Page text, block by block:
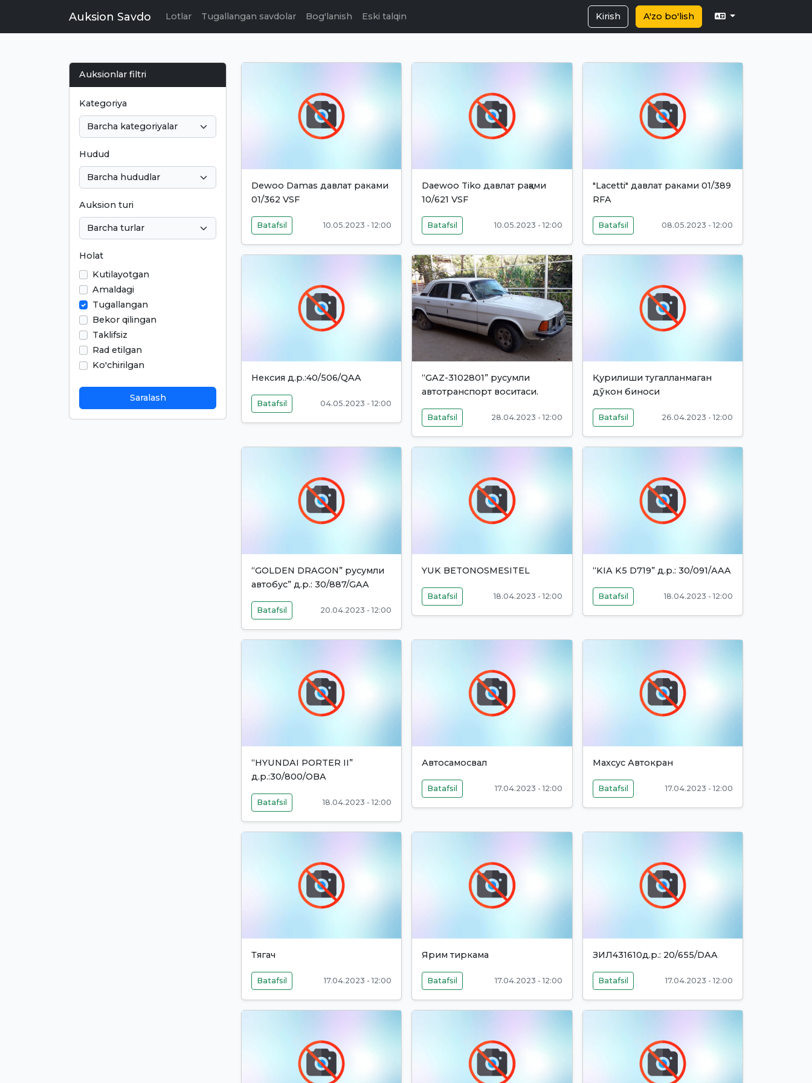
Auksion Savdo Lotlar Tugallangan savdolar Bog'lanish Eski talqin Kirish A'zo bo'lish
Auksionlar filtri
Kategoriya
Hudud
Auksion turi
Holat
Kutilayotgan
Amaldagi
Tugallangan
Bekor qilingan
Taklifsiz
Rad etilgan
Ko'chirilgan
Saralash
Dewoo Damas давлат раками
01/362 VSF
Batafsil 10.05.2023 - 12:00
Daewoo Tiko давлат рақами
10/621 VSF
Batafsil 10.05.2023 - 12:00
"Lacetti" давлат раками 01/389
RFA
Batafsil 08.05.2023 - 12:00
Нексия д.р.:40/506/QAA
Batafsil 04.05.2023 - 12:00
“GAZ-3102801” русумли
автотранспорт воситаси.
Batafsil 28.04.2023 - 12:00
Қурилиши тугалланмаган
дўкон биноси
Batafsil 26.04.2023 - 12:00
“GOLDEN DRAGON” русумли
автобус” д.р.: 30/887/GAA
Batafsil 20.04.2023 - 12:00
YUK BETONOSMESITEL
Batafsil 18.04.2023 - 12:00
“KIA K5 D719” д.р.: 30/091/AAA
Batafsil 18.04.2023 - 12:00
“HYUNDAI PORTER II”
д.р.:30/800/OBA
Batafsil 18.04.2023 - 12:00
Автосамосвал
Batafsil 17.04.2023 - 12:00
Махсус Автокран
Batafsil 17.04.2023 - 12:00
Тягач
Batafsil 17.04.2023 - 12:00
Ярим тиркама
Batafsil 17.04.2023 - 12:00
ЗИЛ431610д.р.: 20/655/DAA
Batafsil 17.04.2023 - 12:00